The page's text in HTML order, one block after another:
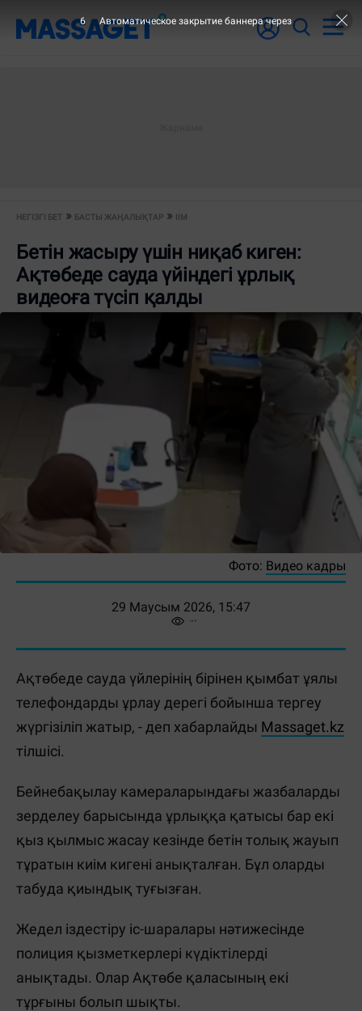
НЕГІЗГІ БЕТ БАСТЫ ЖАҢАЛЫҚТАР ІІМ
Бетін жасыру үшін ниқаб киген:
Ақтөбеде сауда үйіндегі ұрлық
видеоға түсіп қалды
Фото: Видео кадры
29 Маусым 2026, 15:47
Ақтөбеде сауда үйлерінің бірінен қымбат ұялы
телефондарды ұрлау дерегі бойынша тергеу
жүргізіліп жатыр, - деп хабарлайды Massaget.kz
тілшісі.
Бейнебақылау камераларындағы жазбаларды
зерделеу барысында ұрлыққа қатысы бар екі
қыз қылмыс жасау кезінде бетін толық жауып
тұратын киім кигені анықталған. Бұл оларды
табуда қиындық туғызған.
Жедел іздестіру іс-шаралары нәтижесінде
полиция қызметкерлері күдіктілерді
анықтады. Олар Ақтөбе қаласының екі
тұрғыны болып шықты.
6 Автоматическое закрытие баннера через